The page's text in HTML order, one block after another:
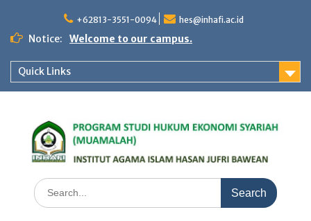
content
+62813-3551-0094 hes@inhafi.ac.id
Notice: Welcome to our campus.
Quick Links
Search
for: